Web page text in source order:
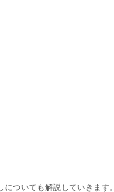
ついても解説していきます。